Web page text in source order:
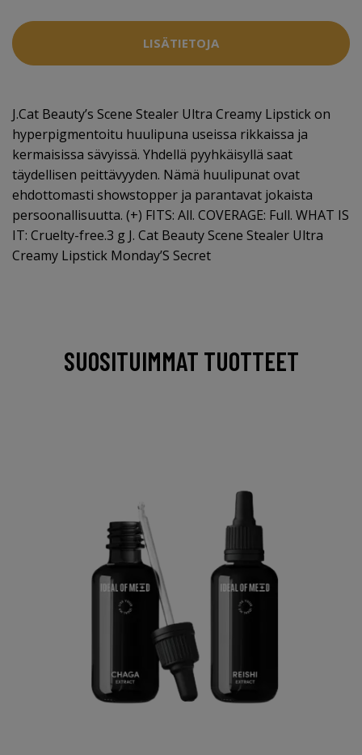
LISÄTIETOJA
J.Cat Beauty’s Scene Stealer Ultra Creamy Lipstick on
hyperpigmentoitu huulipuna useissa rikkaissa ja
kermaisissa sävyissä. Yhdellä pyyhkäisyllä saat
täydellisen peittävyyden. Nämä huulipunat ovat
ehdottomasti showstopper ja parantavat jokaista
persoonallisuutta. (+) FITS: All. COVERAGE: Full. WHAT IS
IT: Cruelty-free.3 g J. Cat Beauty Scene Stealer Ultra
Creamy Lipstick Monday’S Secret
SUOSITUIMMAT TUOTTEET